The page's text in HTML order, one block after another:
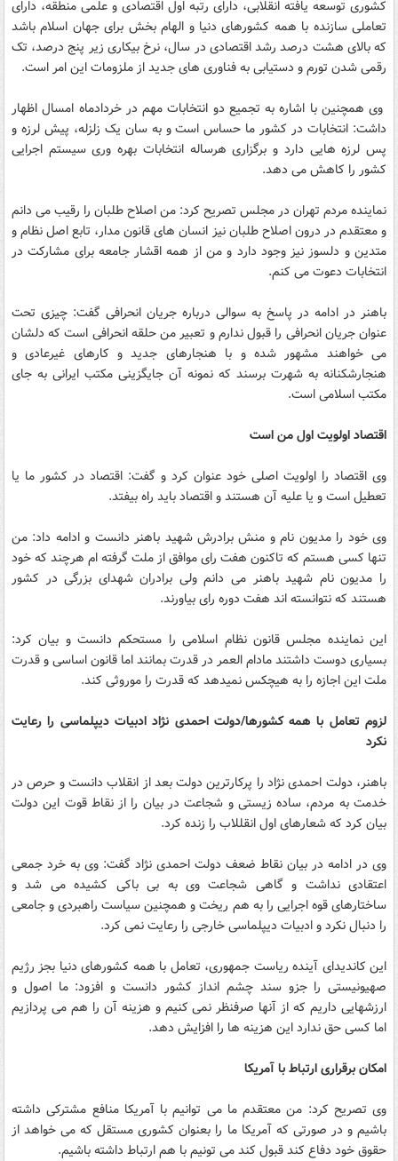
کشوری توسعه یافته انقلابی، دارای رتبه اول اقتصادی و علمی منطقه، دارای
تعاملی سازنده با همه کشورهای دنیا و الهام بخش برای جهان اسلام باشد
که بالای هشت درصد رشد اقتصادی در سال، نرخ بیکاری زیر پنج درصد، تک
رقمی شدن تورم و دستیابی به فناوری های جدید از ملزومات این امر است.
وی همچنین با اشاره به تجمیع دو انتخابات مهم در خردادماه امسال اظهار
داشت: انتخابات در کشور ما حساس است و به سان یک زلزله، پیش لرزه و
پس لرزه هایی دارد و برگزاری هرساله انتخابات بهره وری سیستم اجرایی
کشور را کاهش می دهد.
نماینده مردم تهران در مجلس تصریح کرد: من اصلاح طلبان را رقیب می دانم
و معتقدم در درون اصلاح طلبان نیز انسان های قانون مدار، تابع اصل نظام و
متدین و دلسوز نیز وجود دارد و من از همه اقشار جامعه برای مشارکت در
انتخابات دعوت می کنم.
باهنر در ادامه در پاسخ به سوالی درباره جریان انحرافی گفت: چیزی تحت
عنوان جریان انحرافی را قبول ندارم و تعبیر من حلقه انحرافی است که دلشان
می خواهند مشهور شده و با هنجارهای جدید و کارهای غیرعادی و
هنجارشکنانه به شهرت برسند که نمونه آن جایگزینی مکتب ایرانی به جای
مکتب اسلامی است.
اقتصاد اولویت اول من است
وی اقتصاد را اولویت اصلی خود عنوان کرد و گفت: اقتصاد در کشور ما یا
تعطیل است و یا علیه آن هستند و اقتصاد باید راه بیفتد.
وی خود را مدیون نام و منش برادرش شهید باهنر دانست و ادامه داد: من
تنها کسی هستم که تاکنون هفت رای موافق از ملت گرفته ام هرچند که خود
را مدیون نام شهید باهنر می دانم ولی برادران شهدای بزرگی در کشور
هستند که نتوانسته اند هفت دوره رای بیاورند.
این نماینده مجلس قانون نظام اسلامی را مستحکم دانست و بیان کرد:
بسیاری دوست داشتند مادام العمر در قدرت بمانند اما قانون اساسی و قدرت
ملت این اجازه را به هیچکس نمیدهد که قدرت را موروثی کند.
لزوم تعامل با همه کشورها/دولت احمدی نژاد ادبیات دیپلماسی را رعایت
نکرد
باهنر، دولت احمدی نژاد را پرکارترین دولت بعد از انقلاب دانست و حرص در
خدمت به مردم، ساده زیستی و شجاعت در بیان را از نقاط قوت این دولت
بیان کرد که شعارهای اول انقللاب را زنده کرد.
وی در ادامه در بیان نقاط ضعف دولت احمدی نژاد گفت: وی به خرد جمعی
اعتقادی نداشت و گاهی شجاعت وی به بی باکی کشیده می شد و
ساختارهای قوه اجرایی را به هم ریخت و همچنین سیاست راهبردی و جامعی
را دنبال نکرد و ادبیات دیپلماسی خارجی را رعایت نمی کرد.
این کاندیدای آینده ریاست جمهوری، تعامل با همه کشورهای دنیا بجز رژیم
صهیونیستی را جزو سند چشم انداز کشور دانست و افزود: ما اصول و
ارزشهایی داریم که از آنها صرفنظر نمی کنیم و هزینه آن را هم می پردازیم
اما کسی حق ندارد این هزینه ها را افزایش دهد.
امکان برقراری ارتباط با آمریکا
وی تصریح کرد: من معتقدم ما می توانیم با آمریکا منافع مشترکی داشته
باشیم و در صورتی که آمریکا ما را بعنوان کشوری مستقل که می خواهد از
حقوق خود دفاع کند قبول کند می تونیم با هم ارتباط داشته باشیم.